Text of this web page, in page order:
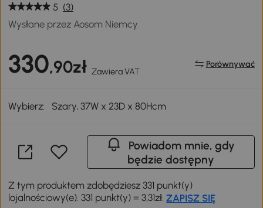
5 (3)
Wysłane przez Aosom Niemcy
330,90zł Zawiera VAT
Porównywać
Wybierz: Szary, 37W x 23D x 80Hcm
Powiadom mnie, gdy
będzie dostępny
Z tym produktem zdobędziesz 331 punkt(y)
lojalnościowy(e). 331 punkt(y) = 3,31zł.ZAPISZ SIĘ